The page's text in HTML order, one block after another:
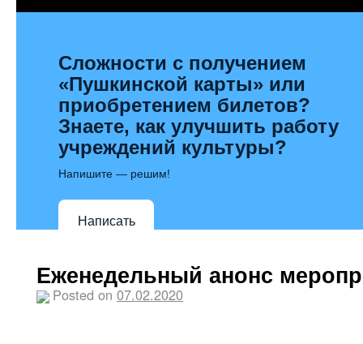
Сложности с получением
«Пушкинской карты» или
приобретением билетов?
Знаете, как улучшить работу
учреждений культуры?
Напишите — решим!
Написать
Еженедельный анонс
Posted on 07.02.2020